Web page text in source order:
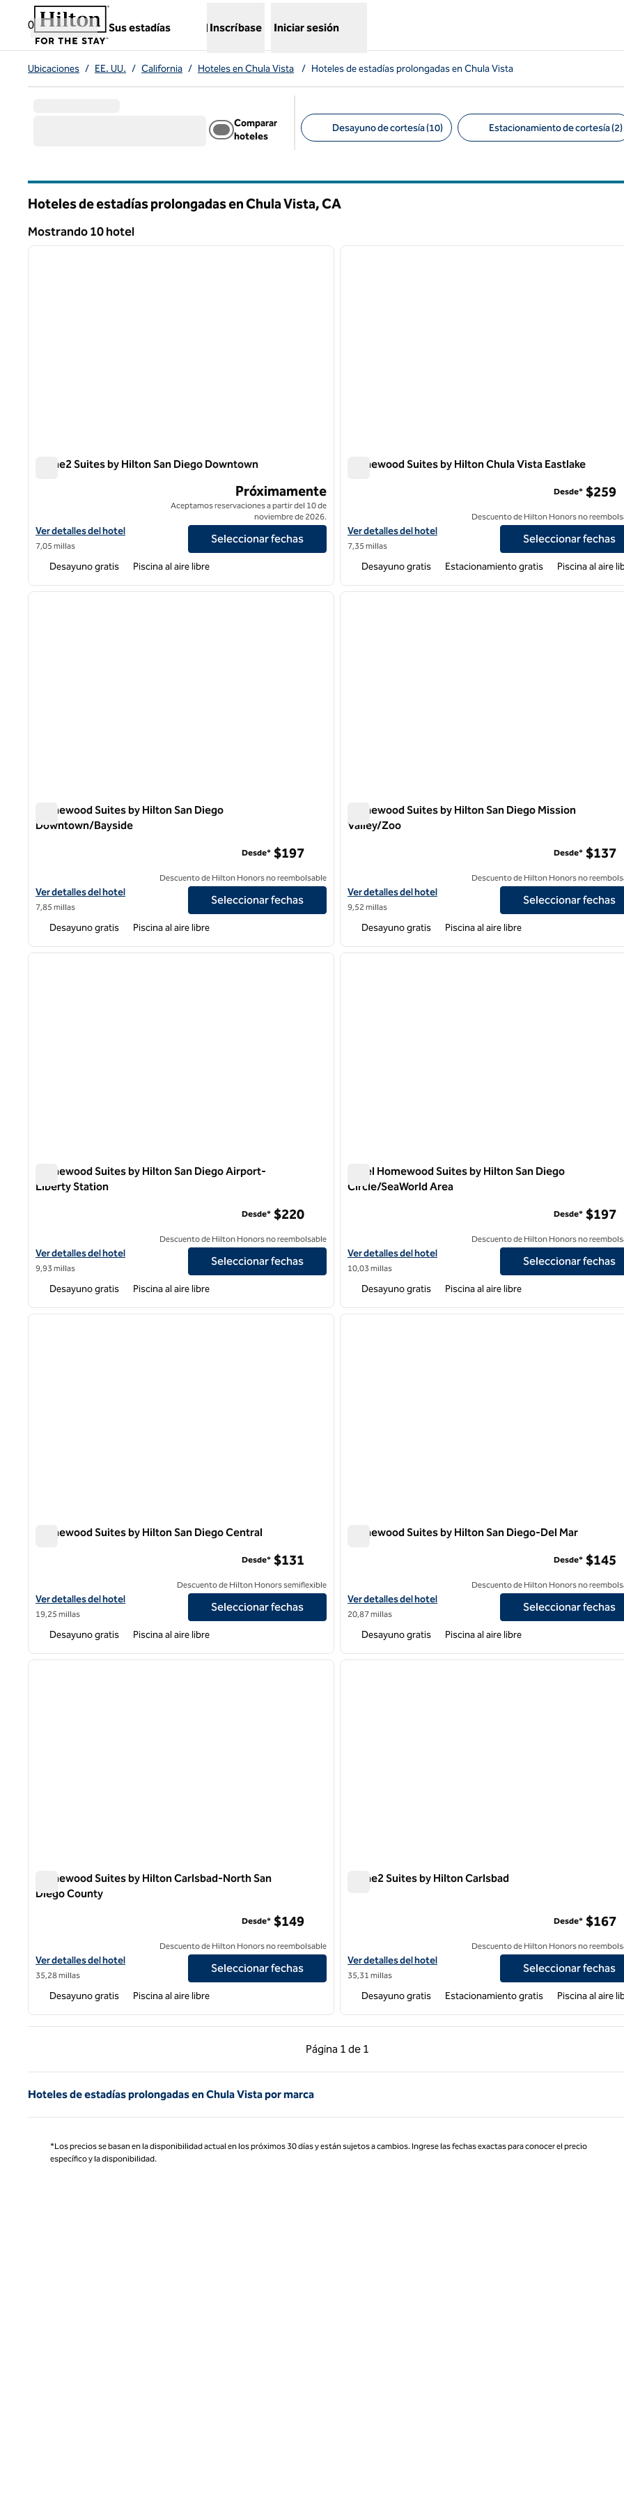
Saltar a contenido
0
Sus estadías
,abre una pestaña nueva
Inscríbase Iniciar sesión
Ubicaciones / EE. UU. / California / Hoteles en Chula Vista / Hoteles de estadías prolongadas en Chula Vista
Comparar
hoteles
Desayuno de cortesía (10) Estacionamiento de cortesía (2)
Hoteles de estadías prolongadas en Chula Vista,CA
Mostrando 10 hotel
Mostrando 10 hotel
1 de 5
siguiente imagen
Home2 Suites by Hilton San Diego Downtown
Ver detalles del hotel Home2 Suites by Hilton San Diego Downtown
Ver detalles del hotel
7,05 millas
Próximamente
Aceptamos reservaciones a partir del 10 de
noviembre de 2026.
Seleccionar fechas
Desayuno gratis Piscina al aire libre
1 de 12
Homewood Suites by Hilton Chula Vista Eastlake
Ver detalles del hotel Homewood Suites by Hilton Chula Vista
Ver detalles del hotel
7,35 millas
Desde* $259
Descuento de Hilton Honors no
Seleccionar fechas
Desayuno gratis Estacionamiento gratis Piscina al aire
1 de 12
siguiente imagen
Homewood Suites by Hilton San Diego
Downtown/Bayside
Ver detalles del hotel Homewood Suites by Hilton San Diego Downtown/Bayside
Ver detalles del hotel
7,85 millas
Desde* $197
Descuento de Hilton Honors no reembolsable
Seleccionar fechas
Desayuno gratis Piscina al aire libre
1 de 12
Homewood Suites by Hilton San Diego Mission
Valley/Zoo
Ver detalles del hotel Homewood Suites by Hilton San Diego
Ver detalles del hotel
9,52 millas
Desde* $137
Descuento de Hilton Honors no
Seleccionar fechas
Desayuno gratis Piscina al aire libre
1 de 12
siguiente imagen
Homewood Suites by Hilton San Diego Airport-
Liberty Station
Ver detalles del hotel Homewood Suites by Hilton San Diego Airport-Liberty Station
Ver detalles del hotel
9,93 millas
Desde* $220
Descuento de Hilton Honors no reembolsable
Seleccionar fechas
Desayuno gratis Piscina al aire libre
1 de 12
Hotel Homewood Suites by Hilton San Diego
Circle/SeaWorld Area
Ver detalles del hotel Homewood Suites by Hilton San Diego
Ver detalles del hotel
10,03 millas
Desde* $197
Descuento de Hilton Honors no
Seleccionar fechas
Desayuno gratis Piscina al aire libre
1 de 12
siguiente imagen
Homewood Suites by Hilton San Diego Central
Ver detalles del hotel Homewood Suites by Hilton San Diego Central
Ver detalles del hotel
19,25 millas
Desde* $131
Descuento de Hilton Honors semiflexible
Seleccionar fechas
Desayuno gratis Piscina al aire libre
1 de 12
Homewood Suites by Hilton San Diego-Del Mar
Ver detalles del hotel Homewood Suites by Hilton San Diego-Del
Ver detalles del hotel
20,87 millas
Desde* $145
Descuento de Hilton Honors no
Seleccionar fechas
Desayuno gratis Piscina al aire libre
1 de 12
siguiente imagen
Homewood Suites by Hilton Carlsbad-North San
Diego County
Ver detalles del hotel Homewood Suites by Hilton Carlsbad-North San Diego County
Ver detalles del hotel
35,28 millas
Desde* $149
Descuento de Hilton Honors no reembolsable
Seleccionar fechas
Desayuno gratis Piscina al aire libre
1 de 12
Home2 Suites by Hilton Carlsbad
Ver detalles del hotel para Home2 Suites by Hilton Carlsbad
Ver detalles del hotel
35,31 millas
Desde* $167
Descuento de Hilton Honors no
Seleccionar fechas
Desayuno gratis Estacionamiento gratis Piscina al aire
Página 1 de 1
Página anterior, 1 de 1
Página 1 de 1
Hoteles de estadías prolongadas en Chula Vista por marca
*Los precios se basan en la disponibilidad actual en los próximos 30 días y están sujetos a cambios. Ingrese las fechas exactas para conocer el precio
específico y la disponibilidad.